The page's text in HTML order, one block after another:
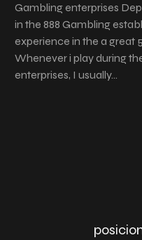
Gambling enterprises
in the 888 Gambling
experience in the a great
Whenever i play during
enterprises, I usually…